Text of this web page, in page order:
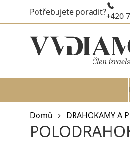
Potřebujete poradit?+420
Domů DRAHOKAMY A